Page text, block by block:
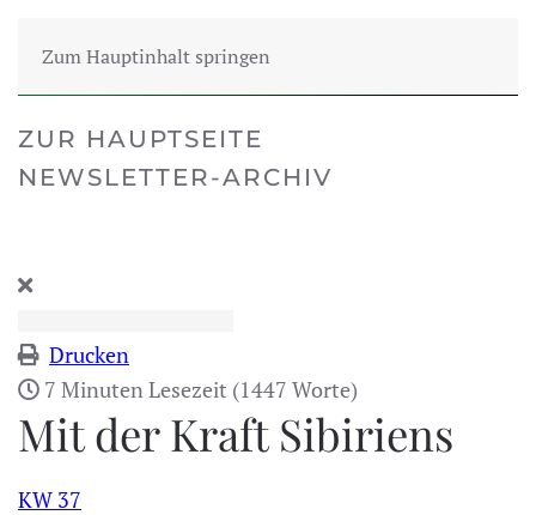
Zum Hauptinhalt springen
ZUR HAUPTSEITE
NEWSLETTER-ARCHIV
Drucken
7 Minuten Lesezeit (1447 Worte)
Mit der Kraft Sibiriens
KW 37